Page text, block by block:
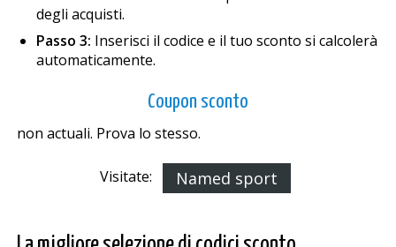
degli acquisti.
Passo 3: Inserisci il codice e il tuo sconto si calcolerà
automaticamente.
Coupon sconto
non actuali. Prova lo stesso.
Visitate: Named sport